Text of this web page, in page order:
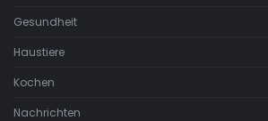
Gesundheit
Haustiere
Kochen
Nachrichten